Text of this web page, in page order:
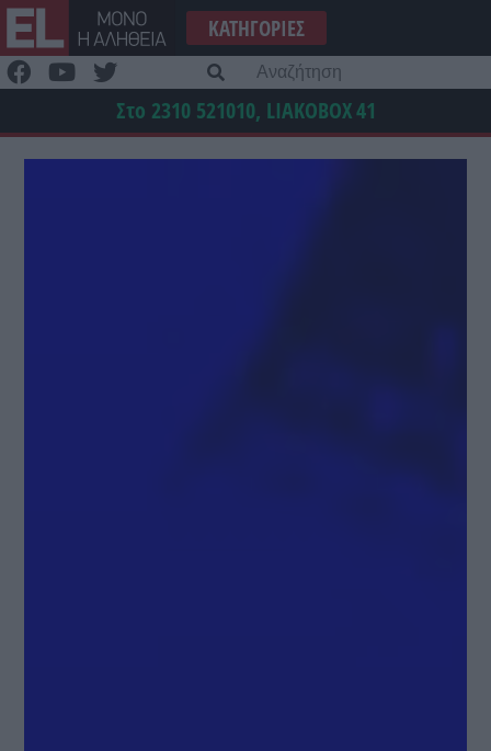
Μετάβαση
στο
περιεχόμενο
ΚΑΤΗΓΟΡΊΕΣ
Στο 2310 521010, LIAKOBOX41